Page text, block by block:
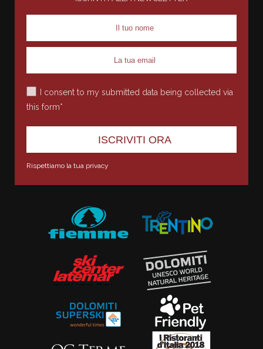
I consent to my submitted data being collected via
this form*
Rispettiamo la tua privacy